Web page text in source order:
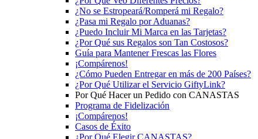
¿No se Estropeará/Romperá mi Regalo?
¿Pasa mi Regalo por Aduanas?
¿Puedo Incluir Mi Marca en las Tarjetas?
¿Por Qué sus Regalos son Tan Costosos?
Guía para Mantener Frescas las Flores
¡Compárenos!
¿Cómo Pueden Entregar en más de 200 Países?
¿Por Qué Utilizar el Servicio GiftyLink?
Por Qué Hacer un Pedido con CANASTAS
Programa de Fidelización
¡Compárenos!
Casos de Éxito
¿Por Qué Elegir CANASTAS?